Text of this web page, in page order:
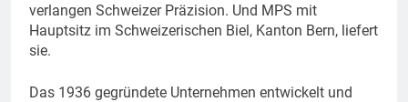
verlangen Schweizer Präzision. Und MPS mit
Hauptsitz im Schweizerischen Biel, Kanton Bern, liefert
sie.
Das 1936 gegründete Unternehmen entwickelt und